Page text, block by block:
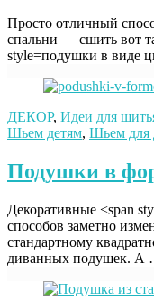
Просто отличный
спальни — сшить вот
style=подушки в виде
ДЕКОР, Идеи для
Шьем детям, Шьем для
Подушки в
Декоративные <span
способов заметно
стандартному
диванных подушек. А